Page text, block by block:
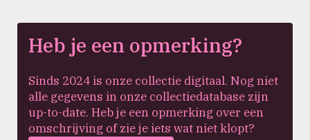
Heb je een opmerking?
Sinds 2024 is onze collectie digitaal. Nog niet
alle gegevens in onze collectiedatabase zijn
up-to-date. Heb je een opmerking over een
omschrijving of zie je iets wat niet klopt?